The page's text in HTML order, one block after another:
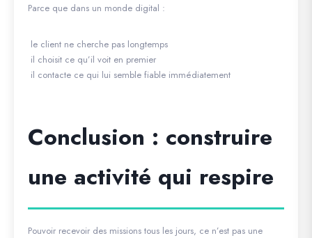
Parce que dans un monde digital :
le client ne cherche pas longtemps
il choisit ce qu’il voit en premier
il contacte ce qui lui semble fiable immédiatement
Conclusion : construire
une activité qui respire
Pouvoir recevoir des missions tous les jours, ce n’est pas une